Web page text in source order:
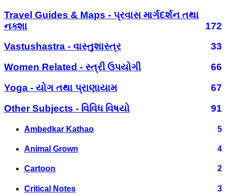
Travel Guides & Maps - પ્રવાસ માર્ગદર્શન તથા
નક્શા
172
Vastushastra - વાસ્તુશાસ્ત્ર
33
Women Related - સ્ત્રી ઉપયોગી
66
Yoga - યોગ તથા પ્રાણાયામ
67
Other Subjects - વિવિધ વિષયો
91
Ambedkar Kathao 5
Animal Grown 4
Cartoon 2
Critical Notes 3